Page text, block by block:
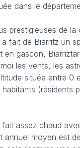
dans le
prestigieuses de
fait de Biarritz un
en gascon,
les vents, les
située entre 0
(résidents
assez chaud
moyen est